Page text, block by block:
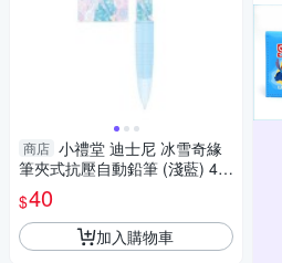
商店 小禮堂 迪士尼 冰雪奇緣
筆夾式抗壓自動鉛筆 (淺藍) 47
13752-119956
$40
加入購物車